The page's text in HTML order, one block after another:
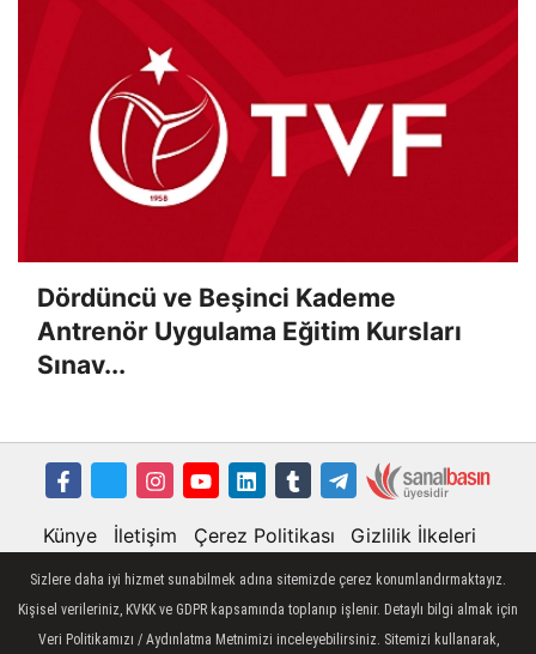
Dördüncü ve Beşinci Kademe
Antrenör Uygulama Eğitim Kursları
Sınav...
Künye İletişim Çerez Politikası Gizlilik İlkeleri
Sizlere daha iyi hizmet sunabilmek adına sitemizde çerez konumlandırmaktayız.
Kişisel verileriniz, KVKK ve GDPR kapsamında toplanıp işlenir. Detaylı bilgi almak için
Veri Politikamızı / Aydınlatma Metnimizi inceleyebilirsiniz. Sitemizi kullanarak,